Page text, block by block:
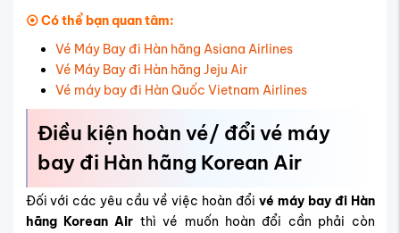
⦿ Có thể bạn quan tâm:
Vé Máy Bay đi Hàn hãng Asiana Airlines
Vé Máy Bay đi Hàn hãng Jeju Air
Vé máy bay đi Hàn Quốc Vietnam Airlines
Điều kiện hoàn vé/ đổi vé máy
bay đi Hàn hãng Korean Air
Đối với các yêu cầu về việc hoàn đổi vé máy bay đi Hàn
hãng Korean Air thì vé muốn hoàn đổi cần phải còn